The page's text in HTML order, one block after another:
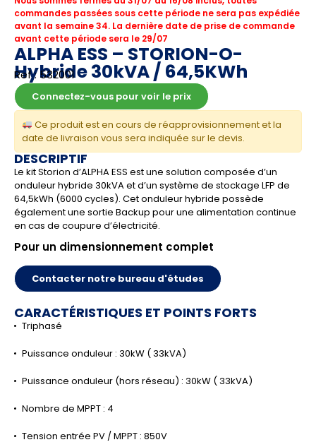
commandes passées sous cette période ne sera pas expédiée
avant la semaine 34. La dernière date de prise de commande
avant cette période sera le 29/07
ALPHA ESS – STORION-O-
Hybride 30kVA / 64,5KWh
Ref : 532001
Connectez-vous pour voir le prix
Ce produit est en cours de réapprovisionnement et la
date de livraison vous sera indiquée sur le devis.
DESCRIPTIF
Le kit Storion d’ALPHA ESS est une solution composée d’un
onduleur hybride 30kVA et d’un système de stockage LFP de
64,5kWh (6000 cycles). Cet onduleur hybride possède
également une sortie Backup pour une alimentation continue
en cas de coupure d’électricité.
Pour un dimensionnement complet
Contacter notre bureau d'études
CARACTÉRISTIQUES ET POINTS FORTS
Triphasé
Puissance onduleur : 30kW ( 33kVA)
Puissance onduleur (hors réseau) : 30kW ( 33kVA)
Nombre de MPPT : 4
Tension entrée PV / MPPT : 850V